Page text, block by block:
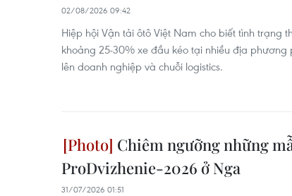
02/08/2026 09:42
Hiệp hội Vận tải ôtô Việt Nam cho biết tình trạng
khoảng 25-30% xe đầu kéo tại nhiều địa
lên doanh nghiệp và chuỗi logistics.
Chiêm ngưỡng những
ProDvizhenie-2026 ở Nga
31/07/2026 01:51